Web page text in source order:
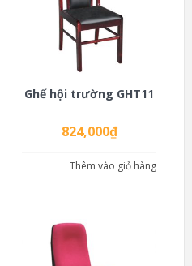
Ghế hội trường GHT11
824,000₫
Thêm vào giỏ hàng